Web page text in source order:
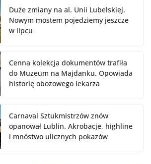
Duże zmiany na al. Unii Lubelskiej.
Nowym mostem pojedziemy jeszcze
w lipcu
Cenna kolekcja dokumentów trafiła
do Muzeum na Majdanku. Opowiada
historię obozowego lekarza
Carnaval Sztukmistrzów znów
opanował Lublin. Akrobacje, highline
i mnóstwo ulicznych pokazów